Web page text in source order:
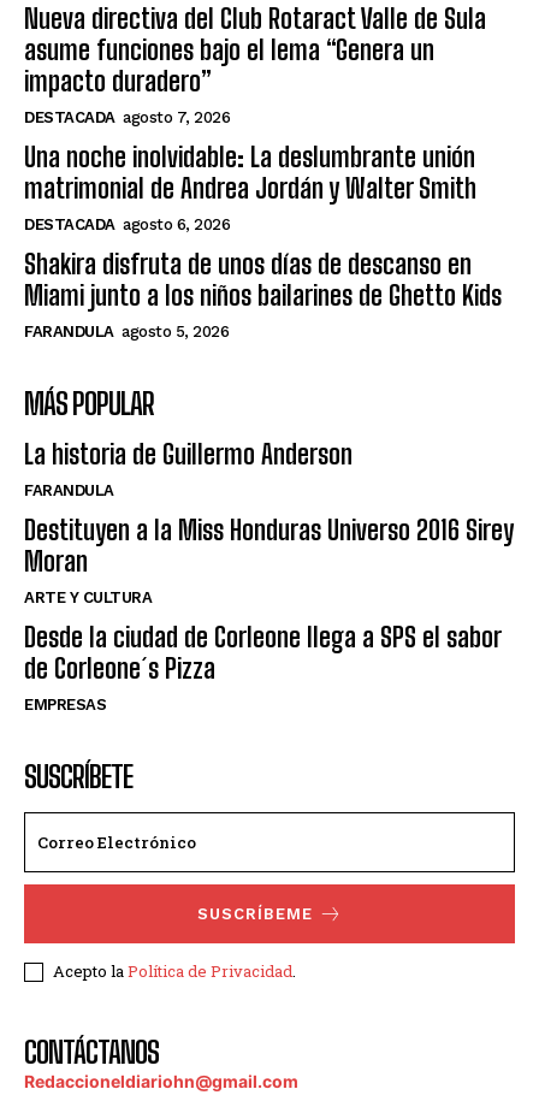
Nueva directiva del Club Rotaract Valle de Sula
asume funciones bajo el lema “Genera un
impacto duradero”
DESTACADA agosto 7, 2026
Una noche inolvidable: La deslumbrante unión
matrimonial de Andrea Jordán y Walter Smith
DESTACADA agosto 6, 2026
Shakira disfruta de unos días de descanso en
Miami junto a los niños bailarines de Ghetto Kids
FARANDULA agosto 5, 2026
MÁS POPULAR
La historia de Guillermo Anderson
FARANDULA
Destituyen a la Miss Honduras Universo 2016 Sirey
Moran
ARTE Y CULTURA
Desde la ciudad de Corleone llega a SPS el sabor
de Corleone´s Pizza
EMPRESAS
SUSCRÍBETE
SUSCRÍBEME
Acepto laPolítica de Privacidad.
CONTÁCTANOS
Redaccioneldiariohn@gmail.com